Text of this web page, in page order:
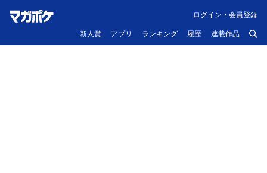
新人賞 アプリ ランキング 履歴 連載作品
ログイン・会員登録